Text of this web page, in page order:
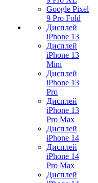
Google Pixel
9 Pro Fold
Дисплей
iPhone 13
Дисплей
iPhone 13
Mini
Дисплей
iPhone 13
Pro
Дисплей
iPhone 13
Pro Max
Дисплей
iPhone 14
Дисплей
iPhone 14
Pro Max
Дисплей